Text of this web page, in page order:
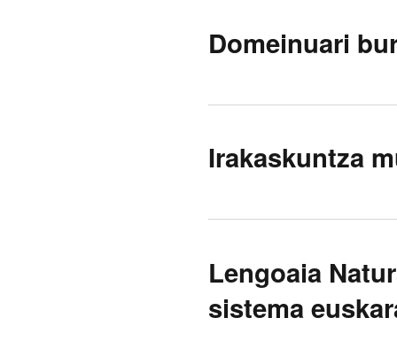
Domeinuari
Irakaskuntza
Lengoaia
sistema